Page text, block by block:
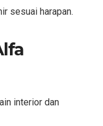
sesuai harapan.
interior dan